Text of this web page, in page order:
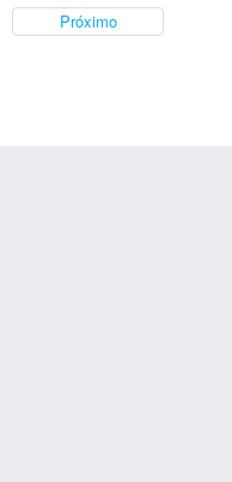
Próximo